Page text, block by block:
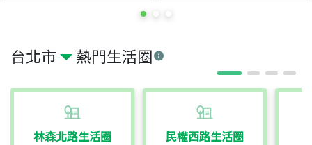
台北市 熱門生活圈
林森北路生活圈 民權西路生活圈